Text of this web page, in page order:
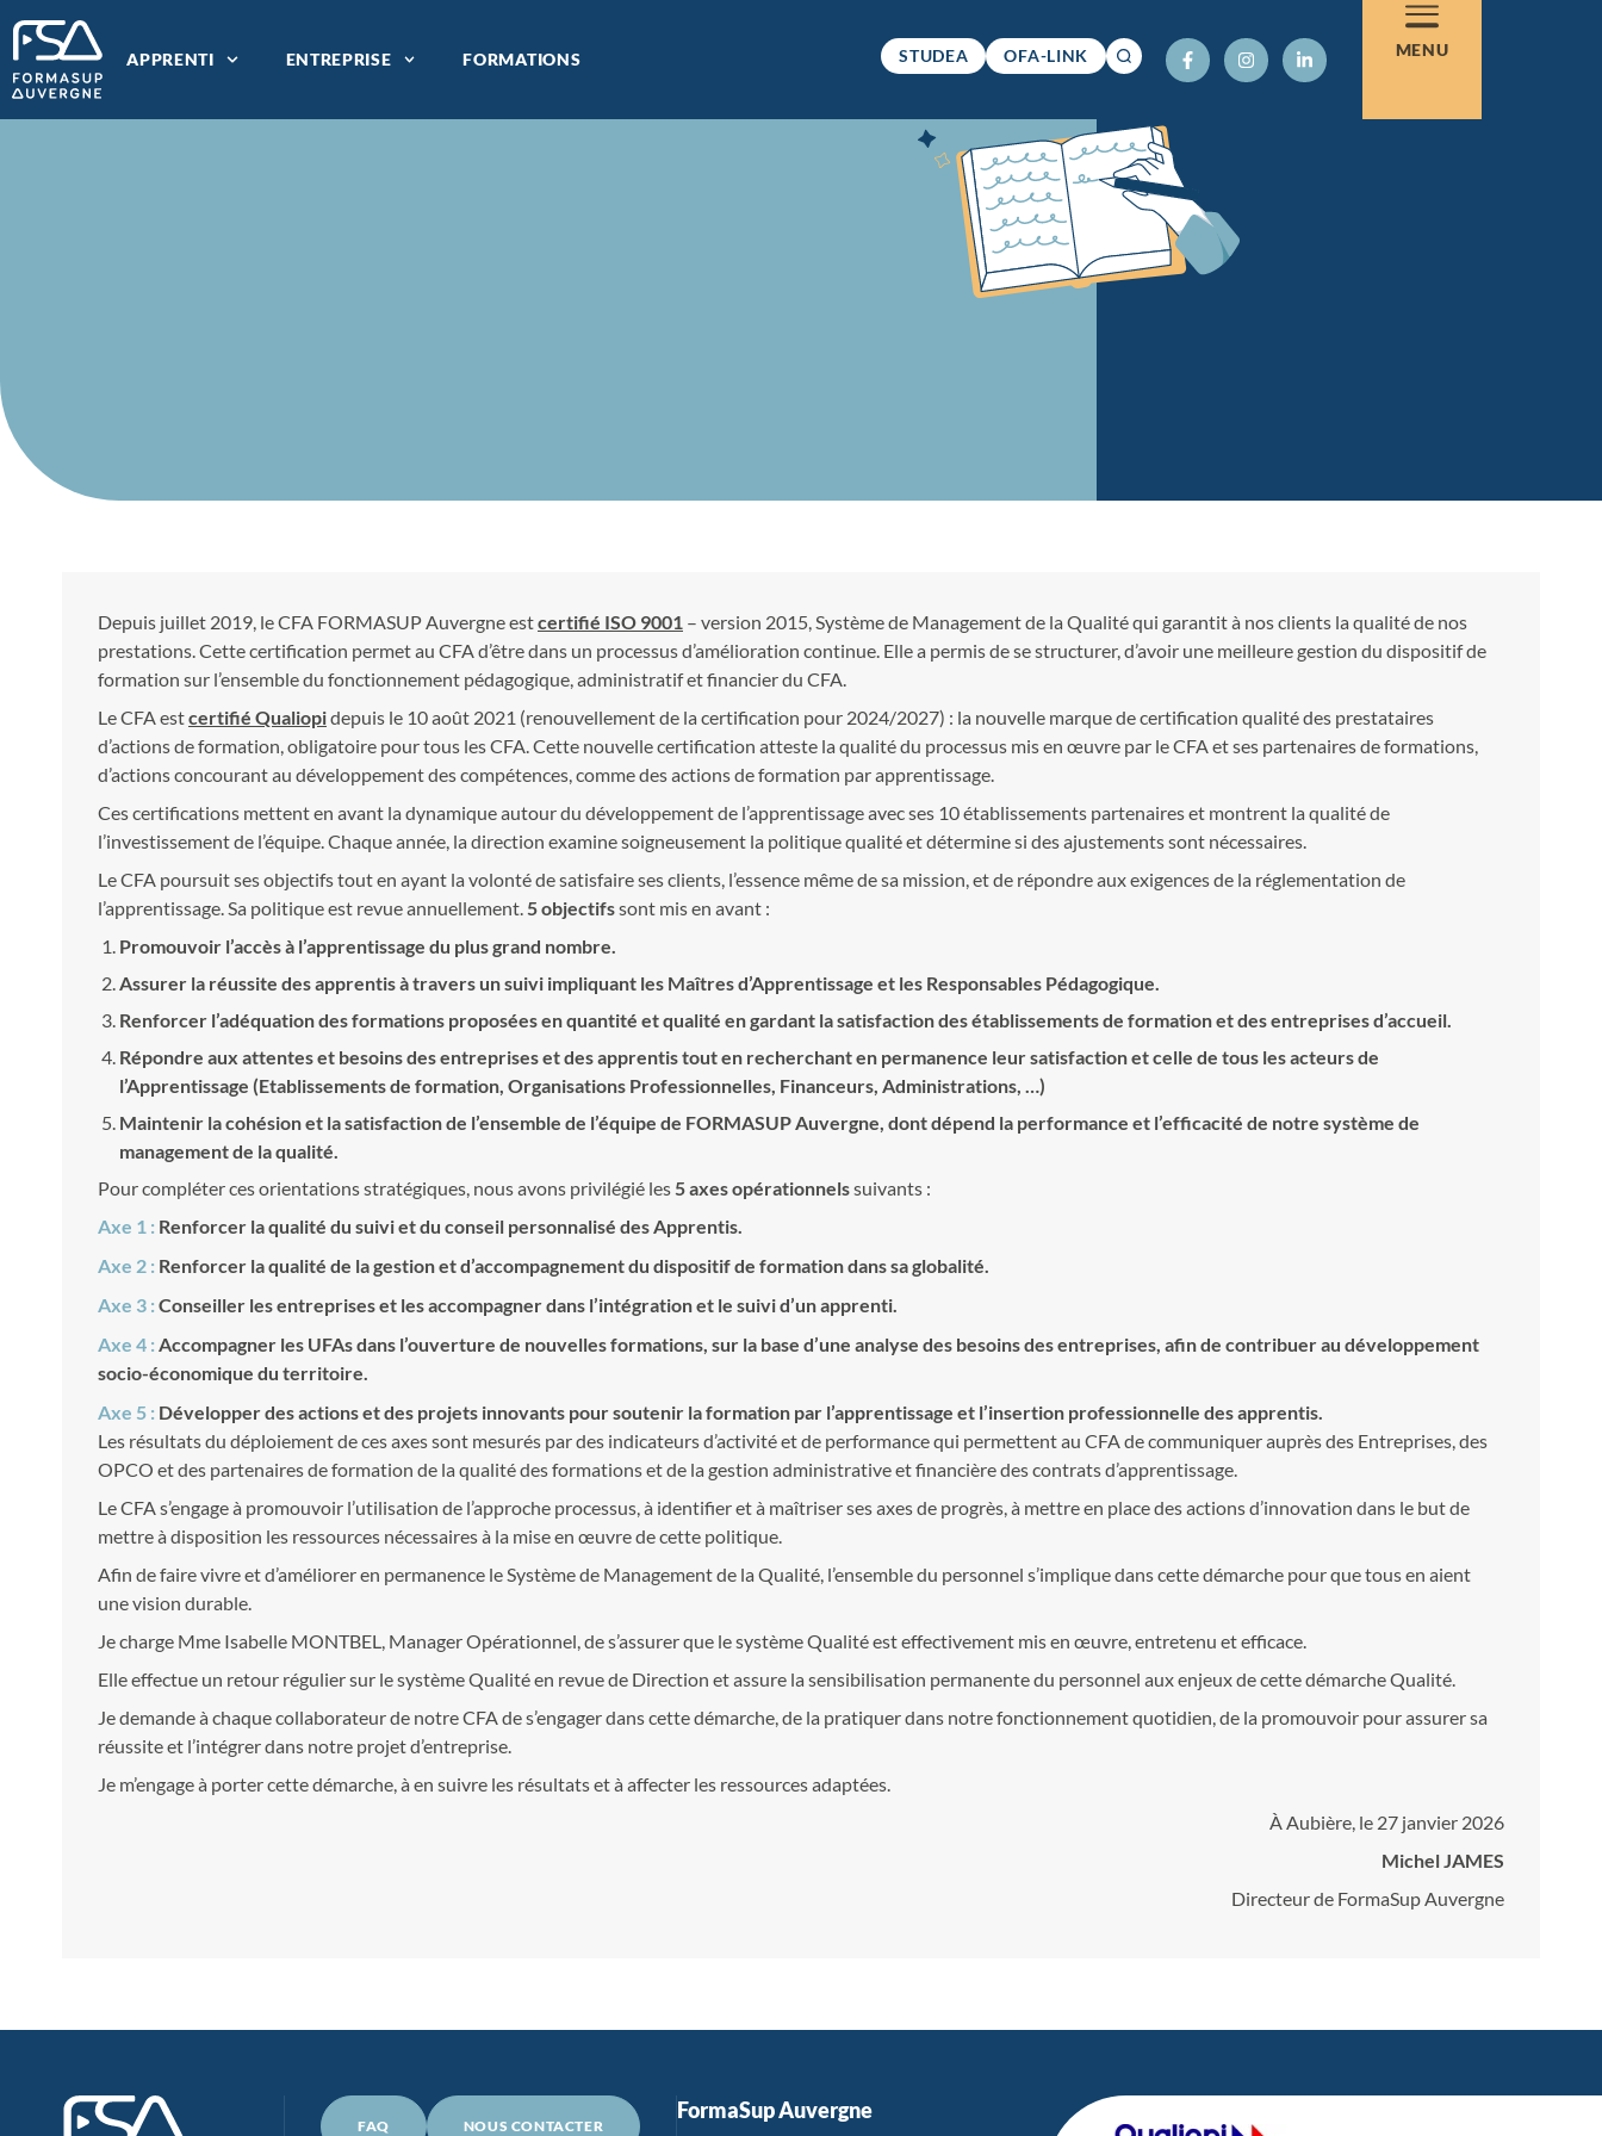
APPRENTI ENTREPRISE FORMATIONS STUDEA OFA-LINK MENU
POLITIQUE QUALITÉ
Depuis juillet 2019, le CFA FORMASUP Auvergne estcertifié ISO 9001 – version 2015, Système de Management de la Qualité qui garantit à nos clients la qualité de nos
prestations. Cette certification permet au CFA d’être dans un processus d’amélioration continue. Elle a permis de se structurer, d’avoir une meilleure gestion du dispositif de
formation sur l’ensemble du fonctionnement pédagogique, administratif et financier du CFA.
Le CFA estcertifié Qualiopidepuis le 10 août 2021 (renouvellement de la certification pour 2024/2027) : la nouvelle marque de certification qualité des prestataires
d’actions de formation, obligatoire pour tous les CFA. Cette nouvelle certification atteste la qualité du processus mis en œuvre par le CFA et ses partenaires de formations,
d’actions concourant au développement des compétences, comme des actions de formation par apprentissage.
Ces certifications mettent en avant la dynamique autour du développement de l’apprentissage avec ses 10 établissements partenaires et montrent la qualité de
l’investissement de l’équipe. Chaque année, la direction examine soigneusement la politique qualité et détermine si des ajustements sont nécessaires.
Le CFA poursuit ses objectifs tout en ayant la volonté de satisfaire ses clients, l’essence même de sa mission, et de répondre aux exigences de la réglementation de
l’apprentissage. Sa politique est revue annuellement.5 objectifssont mis en avant :
Promouvoir l’accès à l’apprentissage du plus grand nombre.
Assurer la réussite des apprentis à travers un suivi impliquant les Maîtres d’Apprentissage et les Responsables Pédagogique.
Renforcer l’adéquation des formations proposées en quantité et qualité en gardant la satisfaction des établissements de formation et des entreprises d’accueil.
Répondre aux attentes et besoins des entreprises et des apprentis tout en recherchant en permanence leur satisfaction et celle de tous les acteurs de
l’Apprentissage (Etablissements de formation, Organisations Professionnelles, Financeurs, Administrations, …)
Maintenir la cohésion et la satisfaction de l’ensemble de l’équipe de FORMASUP Auvergne, dont dépend la performance et l’efficacité de notre système de
management de la qualité.
Pour compléter ces orientations stratégiques, nous avons privilégié les5 axes opérationnelssuivants :
Axe 1 : Renforcer la qualité du suivi et du conseil personnalisé des Apprentis.
Axe 2 : Renforcer la qualité de la gestion et d’accompagnement du dispositif de formation dans sa globalité.
Axe 3 : Conseiller les entreprises et les accompagner dans l’intégration et le suivi d’un apprenti.
Axe 4 : Accompagner les UFAs dans l’ouverture de nouvelles formations, sur la base d’une analyse des besoins des entreprises, afin de contribuer au développement
socio-économique du territoire.
Axe 5 : Développer des actions et des projets innovants pour soutenir la formation par l’apprentissage et l’insertion professionnelle des apprentis.
Les résultats du déploiement de ces axes sont mesurés par des indicateurs d’activité et de performance qui permettent au CFA de communiquer auprès des Entreprises, des
OPCO et des partenaires de formation de la qualité des formations et de la gestion administrative et financière des contrats d’apprentissage.
Le CFA s’engage à promouvoir l’utilisation de l’approche processus, à identifier et à maîtriser ses axes de progrès, à mettre en place des actions d’innovation dans le but de
mettre à disposition les ressources nécessaires à la mise en œuvre de cette politique.
Afin de faire vivre et d’améliorer en permanence le Système de Management de la Qualité, l’ensemble du personnel s’implique dans cette démarche pour que tous en aient
une vision durable.
Je charge Mme Isabelle MONTBEL, Manager Opérationnel, de s’assurer que le système Qualité est effectivement mis en œuvre, entretenu et efficace.
Elle effectue un retour régulier sur le système Qualité en revue de Direction et assure la sensibilisation permanente du personnel aux enjeux de cette démarche Qualité.
Je demande à chaque collaborateur de notre CFA de s’engager dans cette démarche, de la pratiquer dans notre fonctionnement quotidien, de la promouvoir pour assurer sa
réussite et l’intégrer dans notre projet d’entreprise.
Je m’engage à porter cette démarche, à en suivre les résultats et à affecter les ressources adaptées.
À Aubière, le 27 janvier 2026
Michel JAMES
Directeur de FormaSup Auvergne
FAQ NOUS CONTACTER
FormaSup Auvergne